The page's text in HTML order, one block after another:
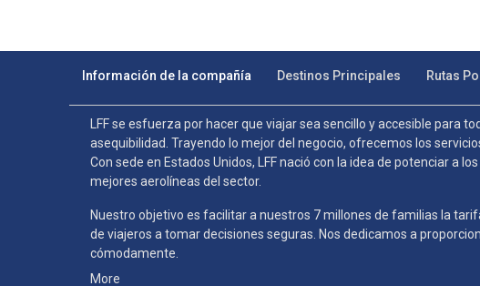
Información de la compañía Destinos Principales Rutas
LFF se esfuerza por hacer que viajar sea sencillo y accesible para
asequibilidad. Trayendo lo mejor del negocio, ofrecemos los
Con sede en Estados Unidos, LFF nació con la idea de potenciar a
mejores aerolíneas del sector.
Nuestro objetivo es facilitar a nuestros 7 millones de familias la
de viajeros a tomar decisiones seguras. Nos dedicamos a
cómodamente.
More